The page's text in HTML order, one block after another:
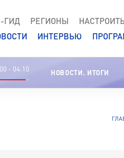
ГИД РЕГИОНЫ
ИНТЕРВЬЮ
- 04:10 НОВОСТИ. ИТОГИ